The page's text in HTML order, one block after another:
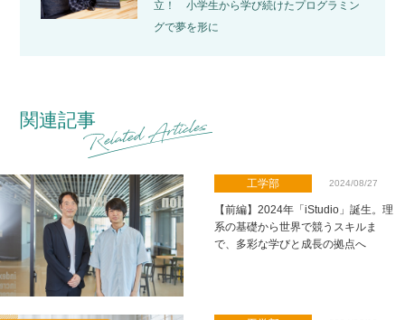
立！ 小学生から学び続けたプログラミン
グで夢を形に
関連記事
工学部 2024/08/27
【前編】2024年「iStudio」誕生。理
系の基礎から世界で競うスキルま
で、多彩な学びと成長の拠点へ